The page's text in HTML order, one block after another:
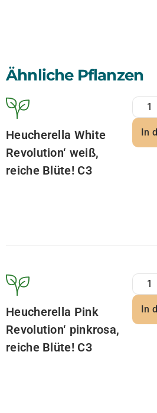
Ähnliche Pflanzen
Heucherella White
Revolution‘ weiß,
reiche Blüte! C3
In
Heucherella Pink
Revolution‘ pinkrosa,
reiche Blüte! C3
In